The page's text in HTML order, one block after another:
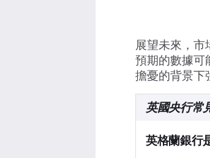
展望未來，市
預期的數據可
擔憂的背景下
英國央行常
英格蘭銀行